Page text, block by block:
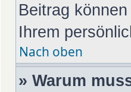
Beitrag
Ihrem
Nach oben
» Warum